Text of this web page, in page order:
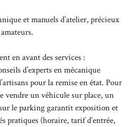
et manuels d’atelier, précieux
en avant des services :
d’experts en mécanique
pour la remise en état. Pour
vendre un véhicule sur place, un
le parking garantit exposition et
pratiques (horaire, tarif d’entrée,